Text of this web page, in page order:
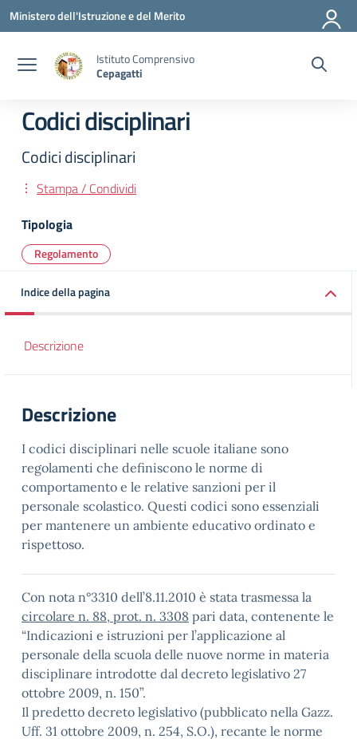
Vai ai contenuti
Vai al menu di navigazione
Vai al footer
Ministero dell'Istruzione e del Merito
Istituto Comprensivo
Cepagatti
Codici disciplinari
Codici disciplinari
Stampa / Condividi
Tipologia
Regolamento
Indice della pagina
Descrizione
Descrizione
I codici disciplinari nelle scuole italiane sono
regolamenti che definiscono le norme di
comportamento e le relative sanzioni per il
personale scolastico. Questi codici sono essenziali
per mantenere un ambiente educativo ordinato e
rispettoso.
Con nota n°3310 dell’8.11.2010 è stata trasmessa la
circolare n. 88, prot. n. 3308 pari data, contenente le
“Indicazioni e istruzioni per l’applicazione al
personale della scuola delle nuove norme in materia
disciplinare introdotte dal decreto legislativo 27
ottobre 2009, n. 150”.
Il predetto decreto legislativo (pubblicato nella Gazz.
Uff. 31 ottobre 2009, n. 254, S.O.), recante le norme